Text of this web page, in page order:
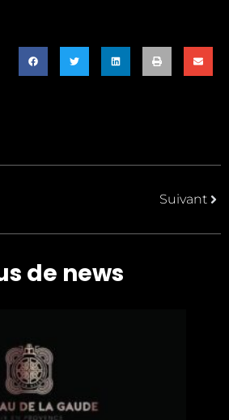
Suivant
de news